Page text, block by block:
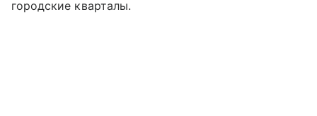
городские кварталы.